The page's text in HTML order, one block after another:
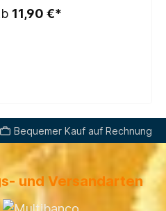
11,90 €*
Bequemer Kauf auf Rechnung
und Versandarten